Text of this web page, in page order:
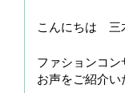
こんにちは 三
ファションコ
お声をご紹介い